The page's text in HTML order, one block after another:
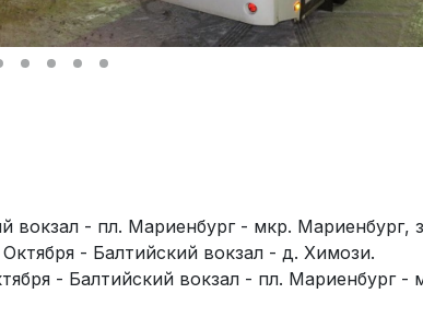
вокзал - пл. Мариенбург - мкр. Мариенбург,
- Балтийский вокзал - д. Химози.
- Балтийский вокзал - пл. Мариенбург -